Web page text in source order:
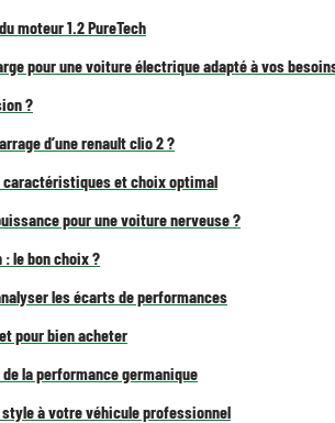
moteur 1.2 PureTech
pour une voiture électrique adapté à vos
?
d’une renault clio 2 ?
caractéristiques et choix optimal
pour une voiture nerveuse ?
: le bon choix ?
les écarts de performances
pour bien acheter
de la performance germanique
à votre véhicule professionnel